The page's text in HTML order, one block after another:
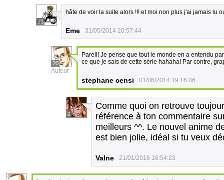
23
hâte de voir la suite alors !!! et moi non plus j'ai jamais lu
Eme 31/05/2014 20:57:44
20
Auteur
Pareil! Je pense que tout le monde en a entendu
ce que je sais de cette série hahaha! Par contre,
stephane censi 01/06/2014 19:16:06
2
Comme quoi on retrouve
référence à ton commentaire
meilleurs ^^. Le nouvel anime
est bien jolie, idéal si tu veux
Valne 21/01/2016 16:54:23